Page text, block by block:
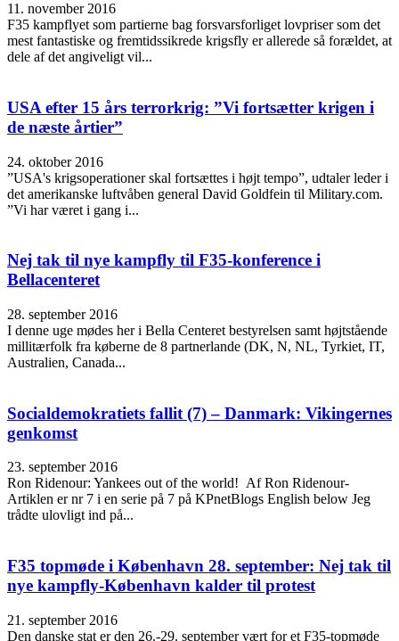
11. november 2016
F35 kampflyet som partierne bag forsvarsforliget lovpriser som det
mest fantastiske og fremtidssikrede krigsfly er allerede så forældet, at
dele af det angiveligt vil...
USA efter 15 års terrorkrig: ”Vi fortsætter krigen i
de næste årtier”
24. oktober 2016
”USA's krigsoperationer skal fortsættes i højt tempo”, udtaler leder i
det amerikanske luftvåben general David Goldfein til Military.com.
”Vi har været i gang i...
Nej tak til nye kampfly til F35-konference i
Bellacenteret
28. september 2016
I denne uge mødes her i Bella Centeret bestyrelsen samt højtstående
millitærfolk fra køberne de 8 partnerlande (DK, N, NL, Tyrkiet, IT,
Australien, Canada...
Socialdemokratiets fallit (7) – Danmark: Vikingernes
genkomst
23. september 2016
Ron Ridenour: Yankees out of the world! Af Ron Ridenour-
Artiklen er nr 7 i en serie på 7 på KPnetBlogs English below Jeg
trådte ulovligt ind på...
F35 topmøde i København 28. september: Nej tak til
nye kampfly-København kalder til protest
21. september 2016
Den danske stat er den 26.-29. september vært for et F35-topmøde